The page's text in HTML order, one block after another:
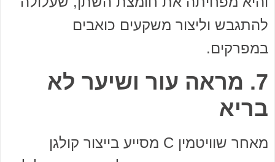
להתגבש וליצור משקעים כואבים
במפרקים.
7. מראה עור ושיער לא
בריא
מאחר שוויטמין C מסייע בייצור קולגן